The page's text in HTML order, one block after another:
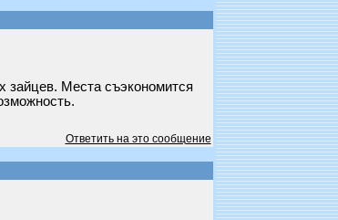
зайцев. Места съэкономится
Ответить на это сообщение